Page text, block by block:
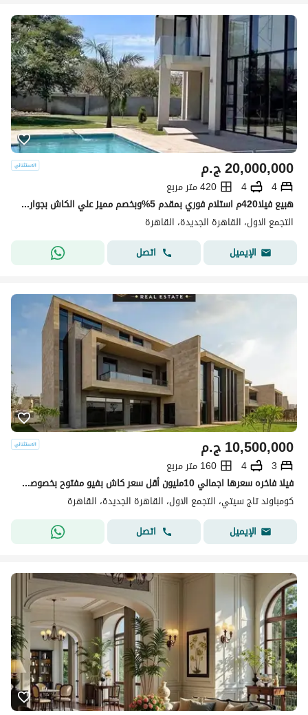
ج.م20,000,000
4
4
420 متر مربع
هبيع فيلا420م استلام فوري بمقدم 5%وبخصم مميز علي الكاش بجوار فندق توليب باق
التجمع الاول، القاهرة الجديدة، القاهرة
الإيميل
اتصل
ج.م10,500,000
3
4
160 متر مربع
فيلا فاخره سعرها اجمالي 10مليون أقل سعر كاش بفيو مفتوح بخصوصيه كامله للبيع في تاج سيتي Taj city القاهره الجديده التجمع الخامس
كومباوند تاج سيتي، التجمع الاول، القاهرة الجديدة، القاهرة
الإيميل
اتصل